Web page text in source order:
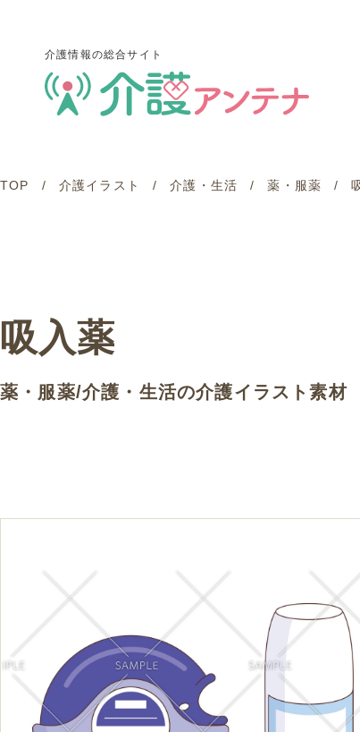
介護情報の総合サイト
介護情報の総合サイト
TOP 介護イラスト 介護・生活 薬・服薬
吸入薬
薬・服薬/介護・生活の介護イラスト素材